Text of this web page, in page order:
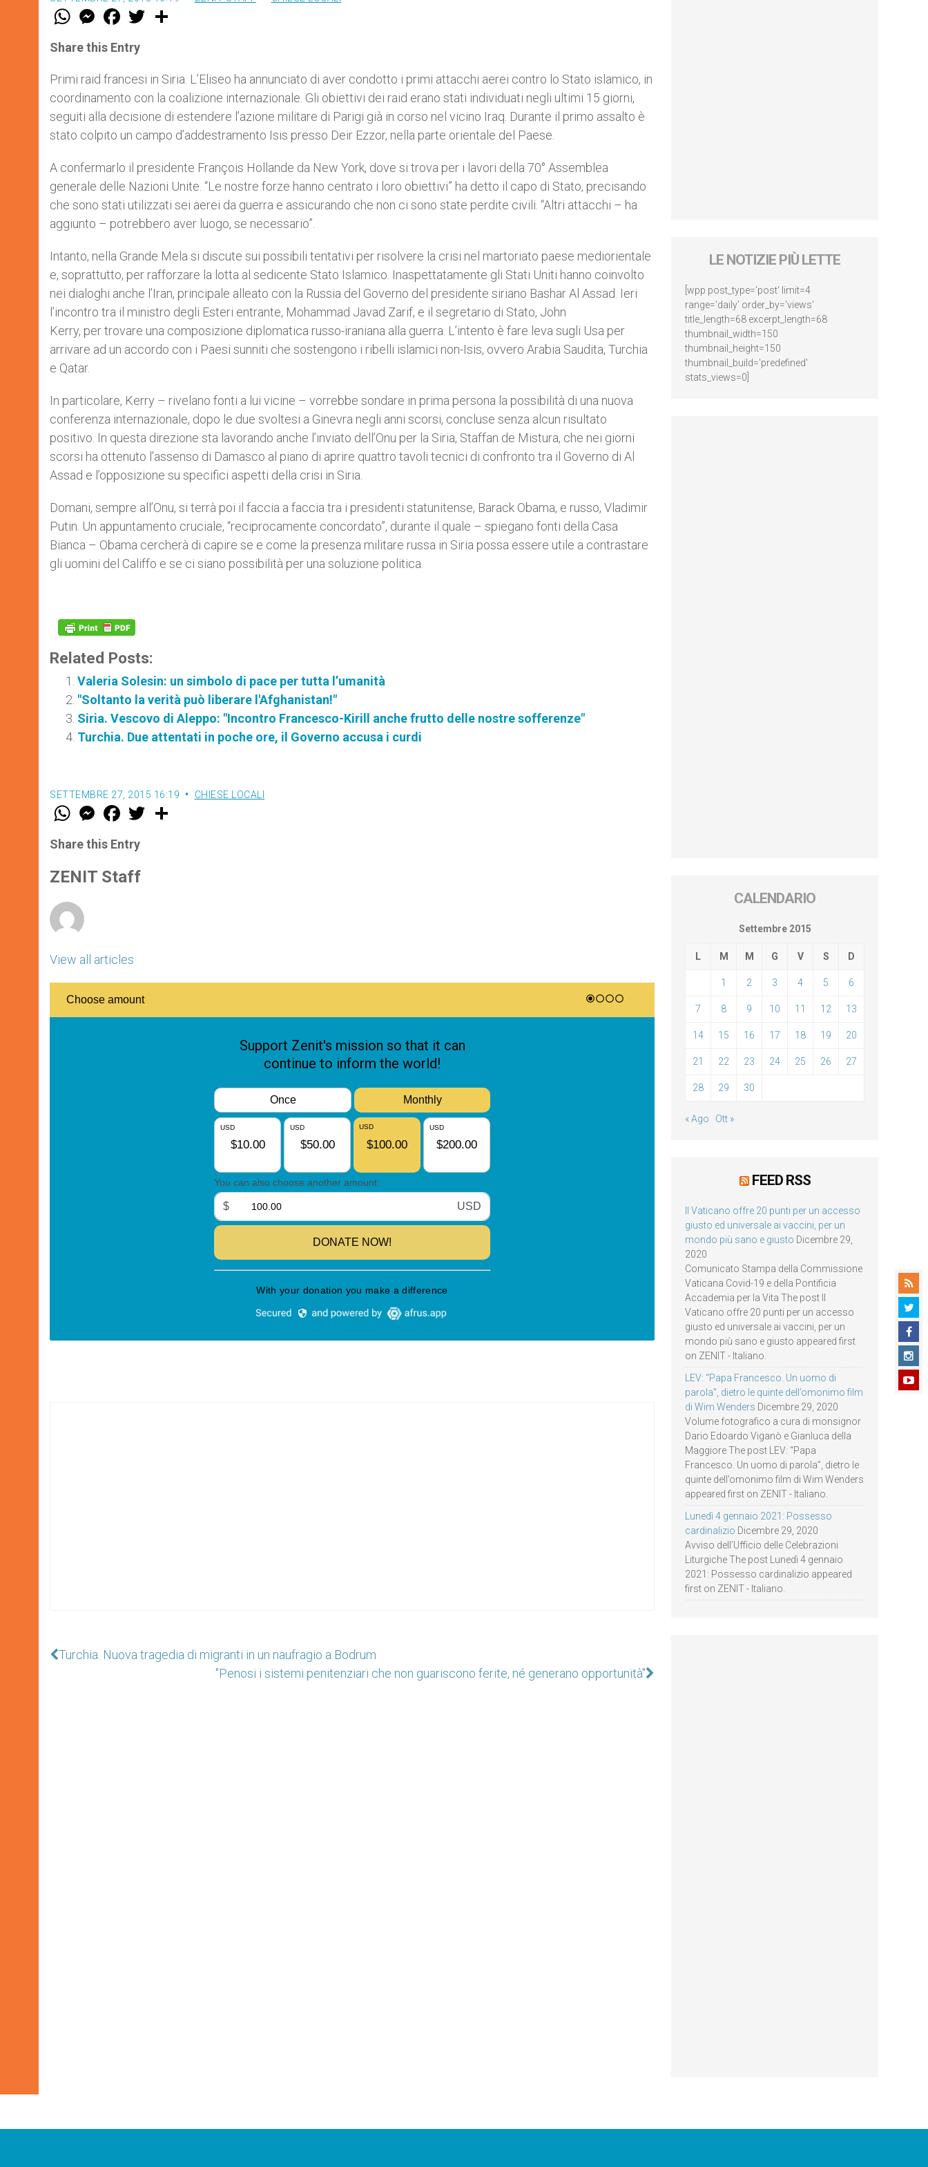
W
t
s
p
p
M
e
s
e
g
e
r
F
a
e
b
o
k
w
r
Share this Entry
Primi raid francesi in Siria. L’Eliseo ha annunciato di aver condotto i primi attacchi aerei contro lo Stato islamico, in
coordinamento con la coalizione internazionale. Gli obiettivi dei raid erano stati individuati negli ultimi 15 giorni,
seguiti alla decisione di estendere l’azione militare di Parigi già in corso nel vicino Iraq. Durante il primo assalto è
stato colpito un campo d’addestramento Isis presso Deir Ezzor, nella parte orientale del Paese.
A confermarlo il presidente François Hollande da New York, dove si trova per i lavori della 70° Assemblea
generale delle Nazioni Unite. “Le nostre forze hanno centrato i loro obiettivi” ha detto il capo di Stato, precisando
che sono stati utilizzati sei aerei da guerra e assicurando che non ci sono state perdite civili. “Altri attacchi – ha
aggiunto – potrebbero aver luogo, se necessario”.
Intanto, nella Grande Mela si discute sui possibili tentativi per risolvere la crisi nel martoriato paese mediorientale
e, soprattutto, per rafforzare la lotta al sedicente Stato Islamico. Inaspettatamente gli Stati Uniti hanno coinvolto
nei dialoghi anche l’Iran, principale alleato con la Russia del Governo del presidente siriano Bashar Al Assad. Ieri
l’incontro tra il ministro degli Esteri entrante, Mohammad Javad Zarif, e il segretario di Stato, John
Kerry, per trovare una composizione diplomatica russo-iraniana alla guerra. L’intento è fare leva sugli Usa per
arrivare ad un accordo con i Paesi sunniti che sostengono i ribelli islamici non-Isis, ovvero Arabia Saudita, Turchia
e Qatar.
In particolare, Kerry – rivelano fonti a lui vicine – vorrebbe sondare in prima persona la possibilità di una nuova
conferenza internazionale, dopo le due svoltesi a Ginevra negli anni scorsi, concluse senza alcun risultato
positivo. In questa direzione sta lavorando anche l’inviato dell’Onu per la Siria, Staffan de Mistura, che nei giorni
scorsi ha ottenuto l’assenso di Damasco al piano di aprire quattro tavoli tecnici di confronto tra il Governo di Al
Assad e l’opposizione su specifici aspetti della crisi in Siria.
Domani, sempre all’Onu, si terrà poi il faccia a faccia tra i presidenti statunitense, Barack Obama, e russo, Vladimir
Putin. Un appuntamento cruciale, “reciprocamente concordato”, durante il quale – spiegano fonti della Casa
Bianca – Obama cercherà di capire se e come la presenza militare russa in Siria possa essere utile a contrastare
gli uomini del Califfo e se ci siano possibilità per una soluzione politica.
Related Posts:
Valeria Solesin: un simbolo di pace per tutta l’umanità
"Soltanto la verità può liberare l'Afghanistan!"
Siria. Vescovo di Aleppo: "Incontro Francesco-Kirill anche frutto delle nostre sofferenze"
Turchia. Due attentati in poche ore, il Governo accusa i curdi
SETTEMBRE 27, 2015 16:19 CHIESE LOCALI
W
t
s
p
p
M
e
s
e
g
e
F
a
e
b
o
k
w
Share this Entry
ZENIT Staff
View all articles
Turchia. Nuova tragedia di migranti in un naufragio a Bodrum
"Penosi i sistemi penitenziari che non guariscono ferite, né generano opportunità"
LE NOTIZIE PIÙ LETTE
[wpp post_type='post' limit=4
range='daily' order_by='views'
title_length=68 excerpt_length=68
thumbnail_width=150
thumbnail_height=150
thumbnail_build='predefined'
stats_views=0]
CALENDARIO
Settembre 2015
L M M G V S D
1 2 3 4 5 6
7 8 9 10 11 12 13
14 15 16 17 18 19 20
21 22 23 24 25 26 27
28 29 30
« Ago Ott »
FEED RSS
Il Vaticano offre 20 punti per un accesso
giusto ed universale ai vaccini, per un
mondo più sano e giusto Dicembre 29,
2020
Comunicato Stampa della Commissione
Vaticana Covid-19 e della Pontificia
Accademia per la Vita The post Il
Vaticano offre 20 punti per un accesso
giusto ed universale ai vaccini, per un
mondo più sano e giusto appeared first
on ZENIT - Italiano.
LEV: “Papa Francesco. Un uomo di
parola”, dietro le quinte dell’omonimo film
di Wim Wenders Dicembre 29, 2020
Volume fotografico a cura di monsignor
Dario Edoardo Viganò e Gianluca della
Maggiore The post LEV: “Papa
Francesco. Un uomo di parola”, dietro le
quinte dell’omonimo film di Wim Wenders
appeared first on ZENIT - Italiano.
Lunedì 4 gennaio 2021: Possesso
cardinalizio Dicembre 29, 2020
Avviso dell’Ufficio delle Celebrazioni
Liturgiche The post Lunedì 4 gennaio
2021: Possesso cardinalizio appeared
first on ZENIT - Italiano.